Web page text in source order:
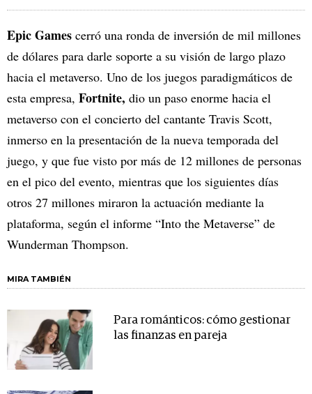
Epic Games cerró una ronda de inversión de mil millones
de dólares para darle soporte a su visión de largo plazo
hacia el metaverso. Uno de los juegos paradigmáticos de
esta empresa, Fortnite, dio un paso enorme hacia el
metaverso con el concierto del cantante Travis Scott,
inmerso en la presentación de la nueva temporada del
juego, y que fue visto por más de 12 millones de personas
en el pico del evento, mientras que los siguientes días
otros 27 millones miraron la actuación mediante la
plataforma, según el informe “Into the Metaverse” de
Wunderman Thompson.
MIRA TAMBIÉN
Para románticos: cómo gestionar
las finanzas en pareja